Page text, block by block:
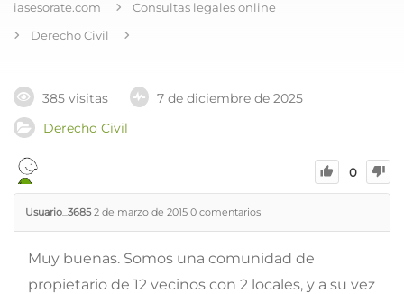
iasesorate.com
Consultas legales online
Derecho Civil
385 visitas
7 de diciembre de 2025
Derecho Civil
0
Usuario_3685 2 de marzo de 2015 0 comentarios
Muy buenas. Somos una comunidad de
propietario de 12 vecinos con 2 locales, y a su vez